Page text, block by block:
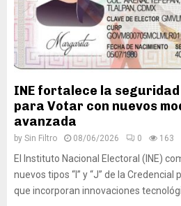
INE fortalece la seguridad
para Votar con nuevos
avanzada
by Sin Filtro 08/06/2026 0 163
El Instituto Nacional Electoral (INE)
nuevos tipos “I” y “J” de la
que incorporan innovaciones